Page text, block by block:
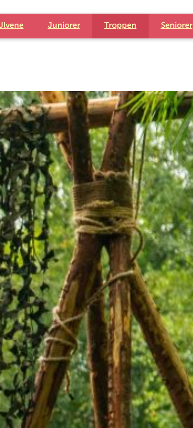
Juniorer Troppen Seniorer